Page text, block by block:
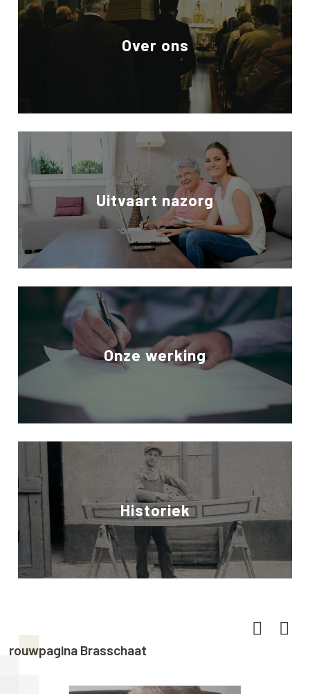
Over ons
Uitvaart nazorg
Onze werking
Historiek
rouwpagina Brasschaat